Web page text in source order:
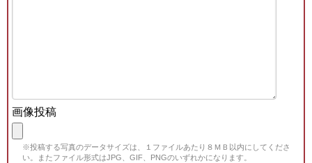
画像投稿
※投稿する写真のデータサイズは、１ファイルあたり８ＭＢ以内にしてくださ
い。またファイル形式はJPG、GIF、PNGのいずれかになります。